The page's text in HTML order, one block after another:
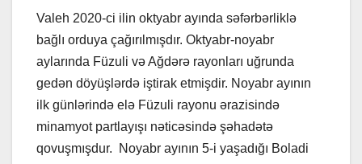
Valeh 2020-ci ilin oktyabr ayında səfərbərliklə
bağlı orduya çağırılmışdır. Oktyabr-noyabr
aylarında Füzuli və Ağdərə rayonları uğrunda
gedən döyüşlərdə iştirak etmişdir. Noyabr ayının
ilk günlərində elə Füzuli rayonu ərazisində
minamyot partlayışı nəticəsində şəhadətə
qovuşmışdur. Noyabr ayının 5-i yaşadığı Boladi